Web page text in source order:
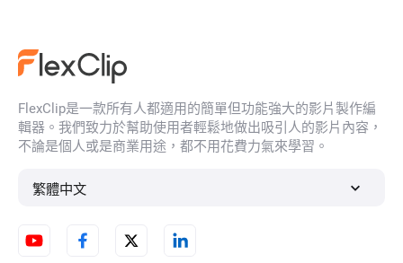
FlexClip是一款所有人都適用的簡單但功能強大的影片製作編
輯器。我們致力於幫助使用者輕鬆地做出吸引人的影片內容，
不論是個人或是商業用途，都不用花費力氣來學習。
繁體中文